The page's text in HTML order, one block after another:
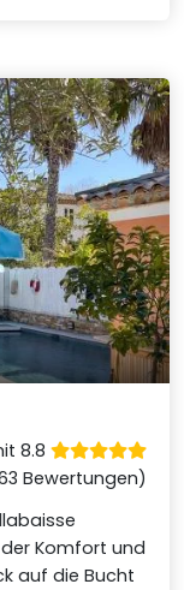
8.8
Bewertungen)
Komfort und
auf die Bucht